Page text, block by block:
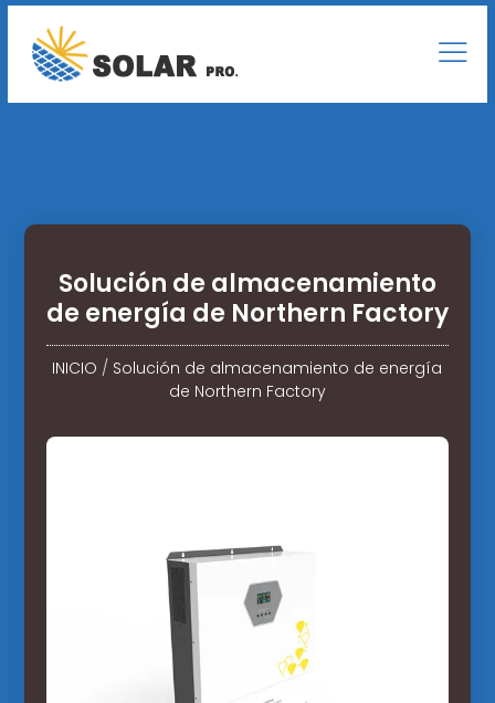
Solución de almacenamiento
de energía de Northern Factory
INICIO / Solución de almacenamiento de energía
de Northern Factory